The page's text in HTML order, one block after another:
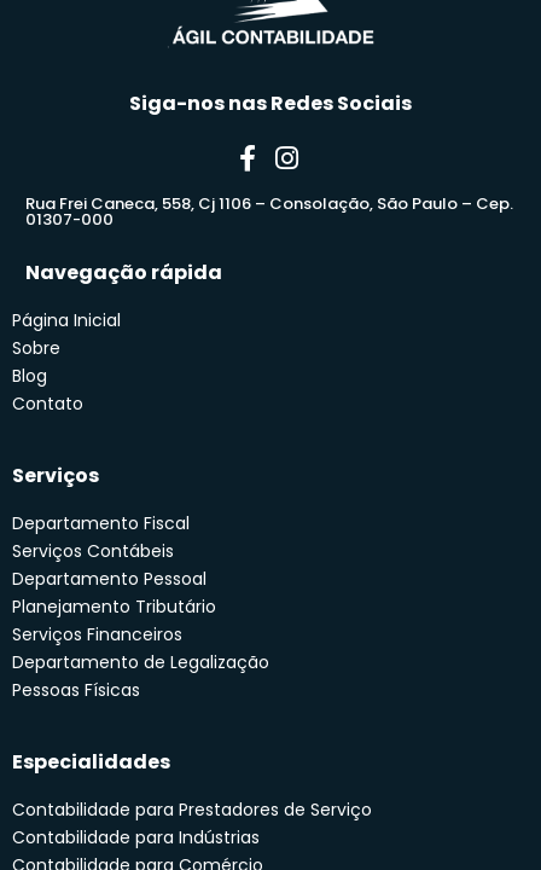
Siga-nos nas Redes Sociais
Rua Frei Caneca, 558, Cj 1106 – Consolação, São Paulo – Cep.
01307-000
Navegação rápida
Página Inicial
Sobre
Blog
Contato
Serviços
Departamento Fiscal
Serviços Contábeis
Departamento Pessoal
Planejamento Tributário
Serviços Financeiros
Departamento de Legalização
Pessoas Físicas
Especialidades
Contabilidade para Prestadores de Serviço
Contabilidade para Indústrias